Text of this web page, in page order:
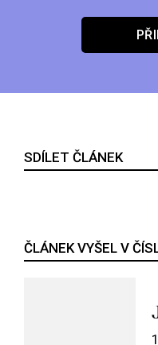
SDÍLET ČLÁNEK
ČLÁNEK VYŠEL V